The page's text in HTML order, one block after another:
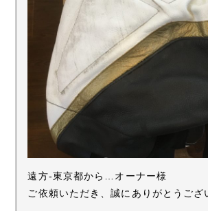
遠方-東京都から…オーナー様
ご依頼いただき、誠にありがとうござ